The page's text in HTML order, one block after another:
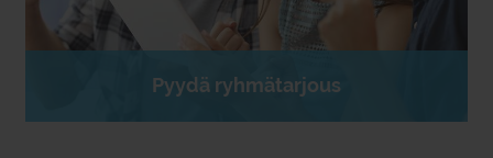
Pyydä ryhmätarjous